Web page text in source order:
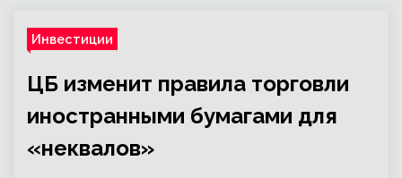
Инвестиции
ЦБ изменит правила торговли
иностранными бумагами для
«неквалов»